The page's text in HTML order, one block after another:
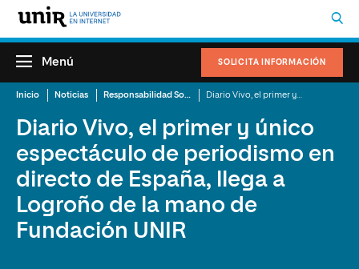
SOLICITA INFORMACIÓN
Menú
Inicio Noticias Responsabilidad Social Corporativa
Diario Vivo, el primer y único
espectáculo de periodismo en
directo de España, llega a
Logroño de la mano de
Fundación UNIR